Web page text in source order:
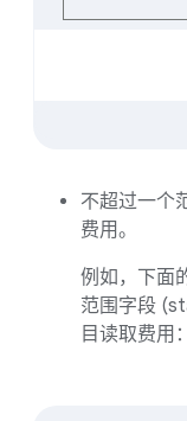
不超过一个
费用。
例如，下面
范围字段
目读取费用：